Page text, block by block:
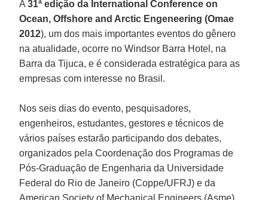
A31ª edição da International Conference on
Ocean, Offshore and Arctic Engeneering (Omae
2012), um dos mais importantes eventos do gênero
na atualidade, ocorre no Windsor Barra Hotel, na
Barra da Tijuca, e é considerada estratégica para as
empresas com interesse no Brasil.
Nos seis dias do evento, pesquisadores,
engenheiros, estudantes, gestores e técnicos de
vários países estarão participando dos debates,
organizados pela Coordenação dos Programas de
Pós-Graduação de Engenharia da Universidade
Federal do Rio de Janeiro (Coppe/UFRJ) e da
American Society of Mechanical Engineers (Asme).